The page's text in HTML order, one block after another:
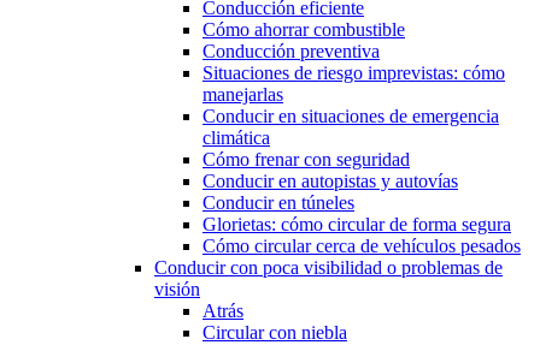
Conducción eficiente
Cómo ahorrar combustible
Conducción preventiva
Situaciones de riesgo imprevistas: cómo
manejarlas
Conducir en situaciones de emergencia
climática
Cómo frenar con seguridad
Conducir en autopistas y autovías
Conducir en túneles
Glorietas: cómo circular de forma segura
Cómo circular cerca de vehículos pesados
Conducir con poca visibilidad o problemas de
visión
Atrás
Circular con niebla